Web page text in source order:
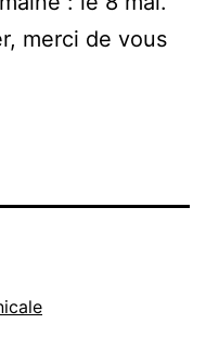
merci de vous